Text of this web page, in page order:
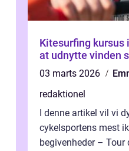
Kitesurfing
at udnytte vinden
03 marts 2026
redaktionel
I denne artikel vil vi
cykelsportens mest
begivenheder – Tour